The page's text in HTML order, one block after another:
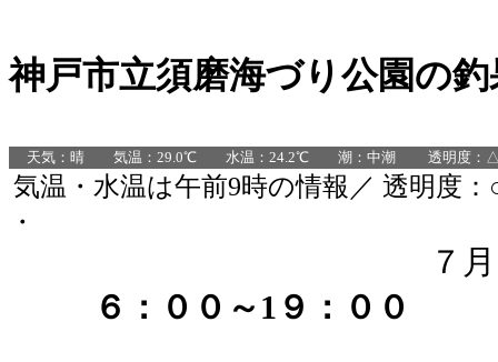
神戸市立須磨海づり公園の
天気：晴 気温：29.0℃ 水温：24.2℃ 潮：中潮 透明度：△ 開
気温・水温は午前9時の情報／ 透明
・
７
６：００～1９：００